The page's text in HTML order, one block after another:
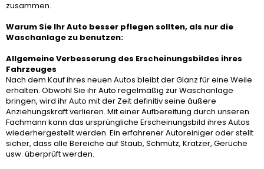
zusammen.
Warum Sie Ihr Auto besser pflegen sollten, als nur die
Waschanlage zu benutzen:
Allgemeine Verbesserung des Erscheinungsbildes ihres
Fahrzeuges
Nach dem Kauf ihres neuen Autos bleibt der Glanz für eine Weile
erhalten. Obwohl Sie ihr Auto regelmäßig zur Waschanlage
bringen, wird ihr Auto mit der Zeit definitiv seine äußere
Anziehungskraft verlieren. Mit einer Aufbereitung durch unseren
Fachmann kann das ursprüngliche Erscheinungsbild ihres Autos
wiederhergestellt werden. Ein erfahrener Autoreiniger oder stellt
sicher, dass alle Bereiche auf Staub, Schmutz, Kratzer, Gerüche
usw. überprüft werden.